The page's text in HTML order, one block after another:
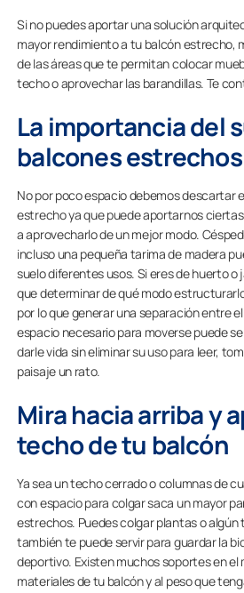
Si no puedes aportar una solución
mayor rendimiento a tu balcón estrecho,
de las áreas que te permitan colocar
techo o aprovechar las barandillas. Te
La importancia del
balcones estrechos
No por poco espacio debemos descartar
estrecho ya que puede aportarnos
a aprovecharlo de un mejor modo.
incluso una pequeña tarima de madera
suelo diferentes usos. Si eres de huerto
que determinar de qué modo
por lo que generar una separación entre
espacio necesario para moverse puede
darle vida sin eliminar su uso para leer,
paisaje un rato.
Mira hacia arriba y
techo de tu balcón
Ya sea un techo cerrado o columnas de
con espacio para colgar saca un mayor
estrechos. Puedes colgar plantas o algún
también te puede servir para guardar la
deportivo. Existen muchos soportes en el
materiales de tu balcón y al peso que